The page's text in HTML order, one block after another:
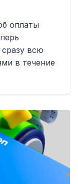
оплаты
сразу всю
в течение